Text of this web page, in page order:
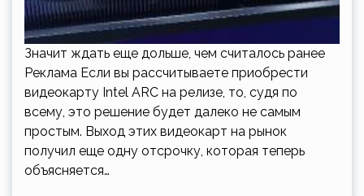
Значит ждать еще дольше, чем считалось ранее
Реклама Если вы рассчитываете приобрести
видеокарту Intel ARC на релизе, то, судя по
всему, это решение будет далеко не самым
простым. Выход этих видеокарт на рынок
получил еще одну отсрочку, которая теперь
объясняется…